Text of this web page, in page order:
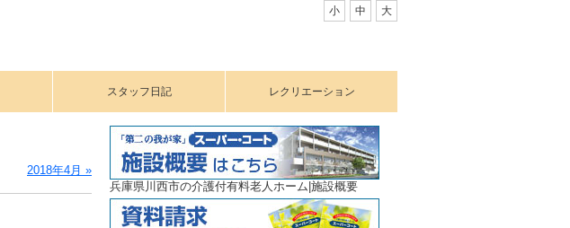
スタッフ日記 レクリエーション
小 中 大
2018年4月 »
兵庫県川西市の介護付有料老人ホーム|施設概要